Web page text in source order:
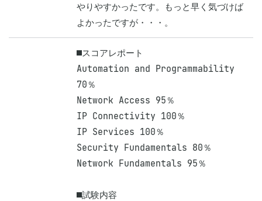
やりやすかったです。もっと早く気づけば
よかったですが・・・。
■スコアレポート
Automation and Programmability
70％
Network Access 95％
IP Connectivity 100％
IP Services 100％
Security Fundamentals 80％
Network Fundamentals 95％
■試験内容